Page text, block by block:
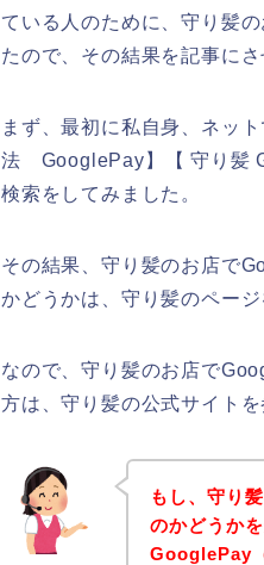
ている人のために、守り髪
たので、その結果を記事にさ
まず、最初に私自身、ネッ
法 GooglePay】【 守り髪
検索をしてみました。
その結果、守り髪のお店で
かどうかは、守り髪のペー
なので、守り髪のお店で
方は、守り髪の公式サイト
もし、守り
のかどうか
GooglePay